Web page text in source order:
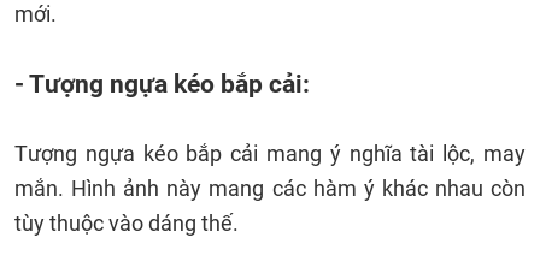
mới.
- Tượng ngựa kéo bắp cải:
Tượng ngựa kéo bắp cải mang ý nghĩa tài lộc, may
mắn. Hình ảnh này mang các hàm ý khác nhau còn
tùy thuộc vào dáng thế.